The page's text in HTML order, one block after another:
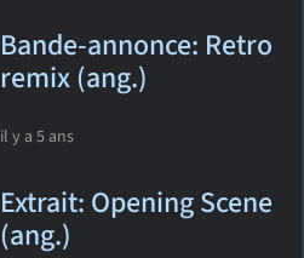
Bande-annonce: Retro
remix (ang.)
il y a 5 ans
Extrait: Opening Scene
(ang.)